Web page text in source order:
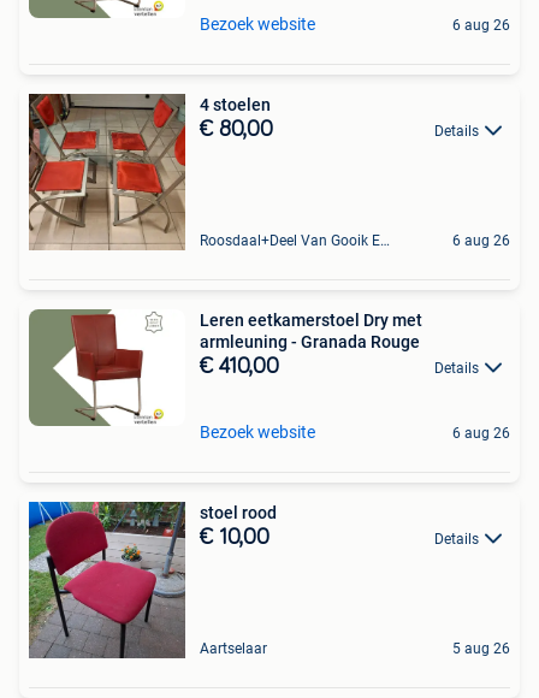
Bezoek website 6 aug 26
4 stoelen
€ 80,00 Details
Roosdaal+Deel Van Gooik En Sint-Kwintens-Lennik 6 aug 26
Leren eetkamerstoel Dry met
armleuning - Granada Rouge
€ 410,00 Details
Bezoek website 6 aug 26
stoel rood
€ 10,00 Details
Aartselaar 5 aug 26